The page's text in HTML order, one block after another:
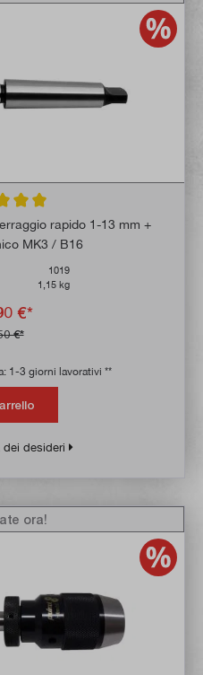
media di 5 su 5 stelle
rapido 1-13 mm +
MK3 / B16
1019
1,15 kg
€*
€*
1-3 giorni lavorativi **
dei desideri
ora!